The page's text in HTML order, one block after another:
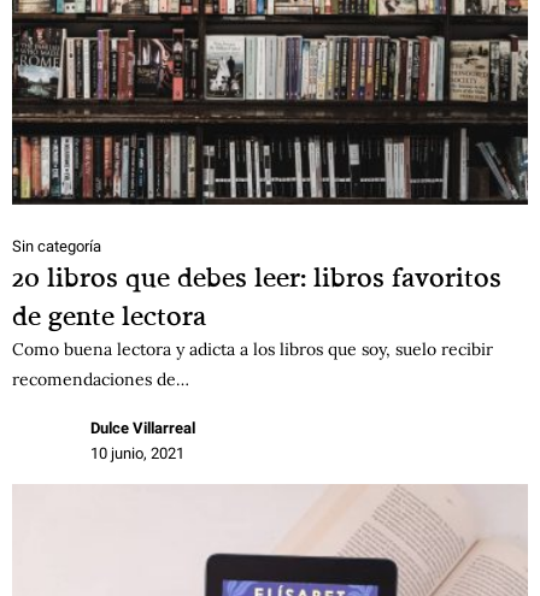
Sin categoría
20 libros que debes leer: libros favoritos
de gente lectora
Como buena lectora y adicta a los libros que soy, suelo recibir
recomendaciones de…
Dulce Villarreal
10 junio, 2021